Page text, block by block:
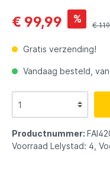
€ 99,99 %
€
Gratis verzending!
Vandaag besteld,
Productnummer:
Voorraad Lelystad: 4,